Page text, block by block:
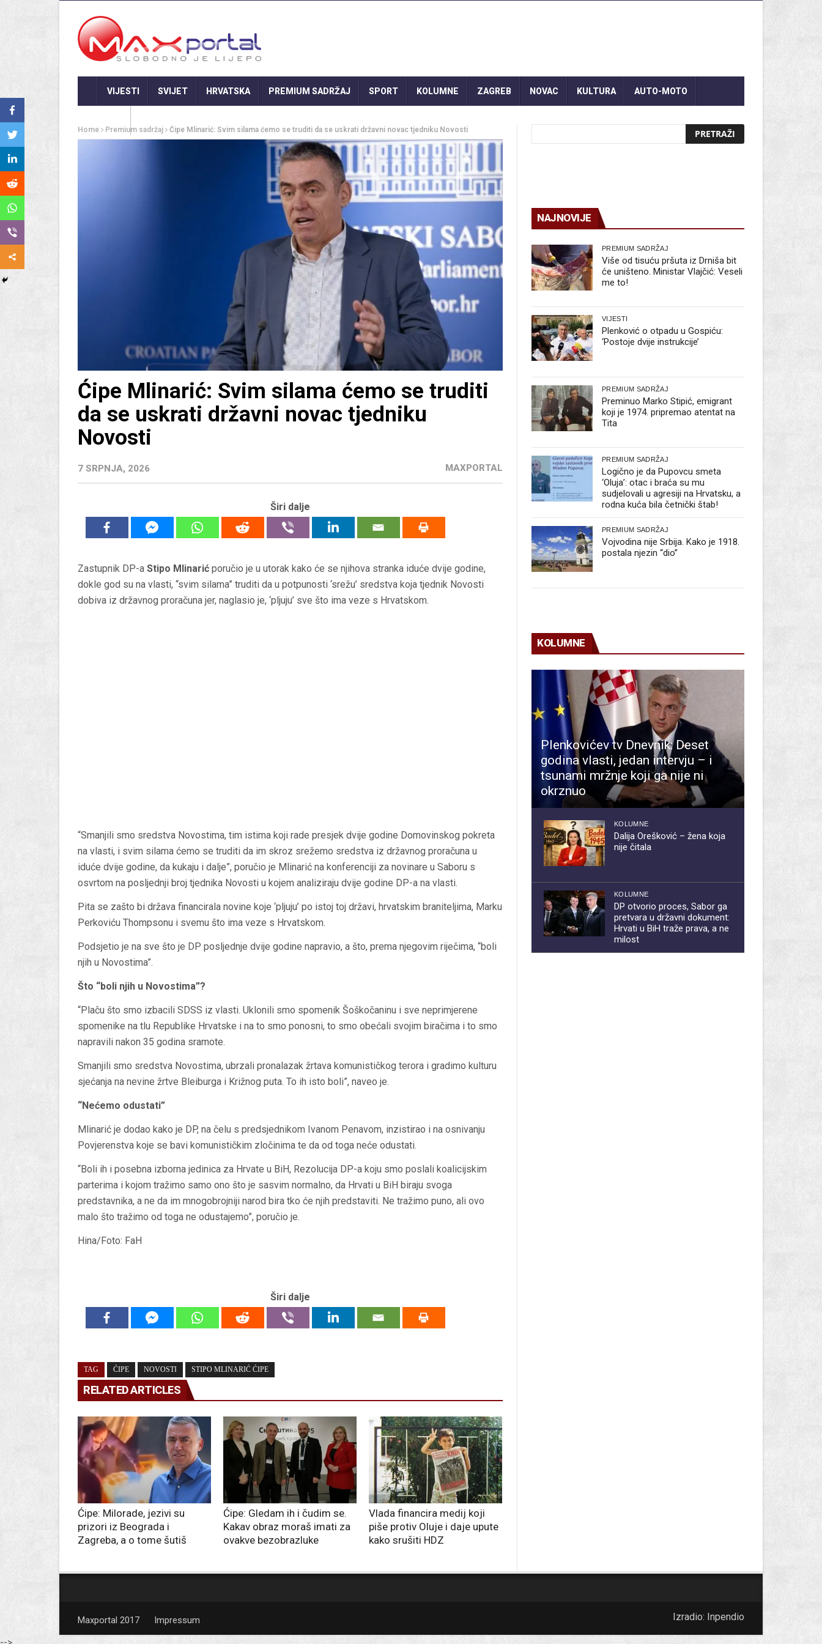
VIJESTI SVIJET HRVATSKA PREMIUM SADRŽAJ SPORT KOLUMNE ZAGREB NOVAC KULTURA AUTO-MOTO
Home Premium sadržaj Ćipe Mlinarić: Svim silama ćemo se truditi da se uskrati državni novac tjedniku Novosti
Ćipe Mlinarić: Svim silama ćemo se truditi
da se uskrati državni novac tjedniku
Novosti
7 SRPNJA, 2026 MAXPORTAL
Širi dalje
Zastupnik DP-a Stipo Mlinarić poručio je u utorak kako će se njihova stranka iduće dvije godine,
dokle god su na vlasti, “svim silama” truditi da u potpunosti ‘srežu’ sredstva koja tjednik Novosti
dobiva iz državnog proračuna jer, naglasio je, ‘pljuju’ sve što ima veze s Hrvatskom.
“Smanjili smo sredstva Novostima, tim istima koji rade presjek dvije godine Domovinskog pokreta
na vlasti, i svim silama ćemo se truditi da im skroz srežemo sredstva iz državnog proračuna u
iduće dvije godine, da kukaju i dalje”, poručio je Mlinarić na konferenciji za novinare u Saboru s
osvrtom na posljednji broj tjednika Novosti u kojem analiziraju dvije godine DP-a na vlasti.
Pita se zašto bi država financirala novine koje ‘pljuju’ po istoj toj državi, hrvatskim braniteljima, Marku
Perkoviću Thompsonu i svemu što ima veze s Hrvatskom.
Podsjetio je na sve što je DP posljednje dvije godine napravio, a što, prema njegovim riječima, “boli
njih u Novostima”.
Što “boli njih u Novostima”?
“Plaču što smo izbacili SDSS iz vlasti. Uklonili smo spomenik Šoškočaninu i sve neprimjerene
spomenike na tlu Republike Hrvatske i na to smo ponosni, to smo obećali svojim biračima i to smo
napravili nakon 35 godina sramote.
Smanjili smo sredstva Novostima, ubrzali pronalazak žrtava komunističkog terora i gradimo kulturu
sjećanja na nevine žrtve Bleiburga i Križnog puta. To ih isto boli”, naveo je.
“Nećemo odustati”
Mlinarić je dodao kako je DP, na čelu s predsjednikom Ivanom Penavom, inzistirao i na osnivanju
Povjerenstva koje se bavi komunističkim zločinima te da od toga neće odustati.
“Boli ih i posebna izborna jedinica za Hrvate u BiH, Rezolucija DP-a koju smo poslali koalicijskim
parterima i kojom tražimo samo ono što je sasvim normalno, da Hrvati u BiH biraju svoga
predstavnika, a ne da im mnogobrojniji narod bira tko će njih predstaviti. Ne tražimo puno, ali ovo
malo što tražimo od toga ne odustajemo”, poručio je.
Hina/Foto: FaH
Širi dalje
TAG ĆIPE NOVOSTI STIPO MLINARIĆ ĆIPE
RELATED ARTICLES
Ćipe: Milorade, jezivi su
prizori iz Beograda i
Zagreba, a o tome šutiš
Ćipe: Gledam ih i čudim se.
Kakav obraz moraš imati za
ovakve bezobrazluke
Vlada financira medij koji
piše protiv Oluje i daje upute
kako srušiti HDZ
NAJNOVIJE
PREMIUM SADRŽAJ
Više od tisuću pršuta iz Drniša bit
će uništeno. Ministar Vlajčić: Veseli
me to!
VIJESTI
Plenković o otpadu u Gospiću:
‘Postoje dvije instrukcije’
PREMIUM SADRŽAJ
Preminuo Marko Stipić, emigrant
koji je 1974. pripremao atentat na
Tita
PREMIUM SADRŽAJ
Logično je da Pupovcu smeta
‘Oluja’: otac i braća su mu
sudjelovali u agresiji na Hrvatsku, a
rodna kuća bila četnički štab!
PREMIUM SADRŽAJ
Vojvodina nije Srbija. Kako je 1918.
postala njezin “dio”
KOLUMNE
Plenkovićev tv Dnevnik: Deset
godina vlasti, jedan intervju – i
tsunami mržnje koji ga nije ni
okrznuo
KOLUMNE
Dalija Orešković – žena koja
nije čitala
KOLUMNE
DP otvorio proces, Sabor ga
pretvara u državni dokument:
Hrvati u BiH traže prava, a ne
milost
Maxportal 2017 Impressum Izradio: Inpendio